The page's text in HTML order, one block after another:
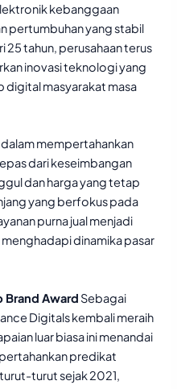
kebanggaan
pertumbuhan yang stabil
25 tahun, perusahaan terus
inovasi teknologi yang
digital masyarakat masa
mempertahankan
dari keseimbangan
dan harga yang tetap
yang berfokus pada
purna jual menjadi
dinamika pasar
Award Sebagai
Digitals kembali meraih
luar biasa ini menandai
predikat
turut sejak 2021,